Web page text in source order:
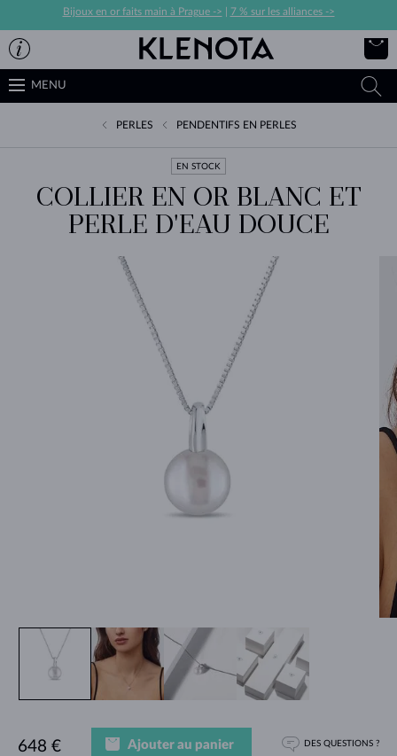
Bijoux en or faits main à Prague -> 7 % sur les alliances ->
MENU
PERLES PENDENTIFS EN PERLES
EN STOCK
COLLIER EN OR BLANC ET
PERLE D'EAU DOUCE
648 € Ajouter au panier DES QUESTIONS ?